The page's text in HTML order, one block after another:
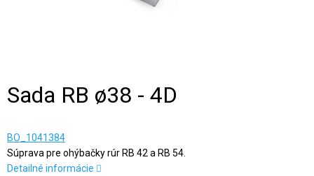
Sada RB ø38 - 4D
BO_1041384
Súprava pre ohýbačky rúr RB 42 a RB 54.
Detailné informácie